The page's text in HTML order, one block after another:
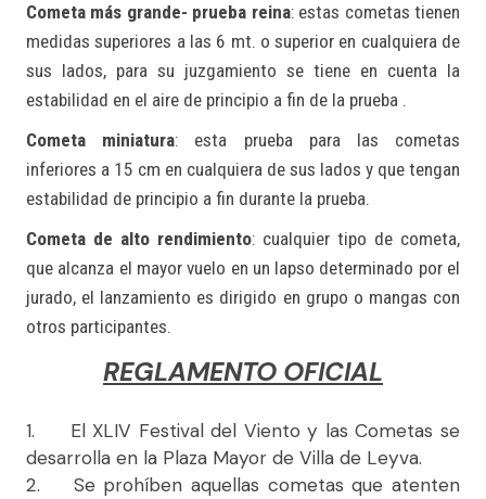
Cometa más grande- prueba reina: estas cometas tienen
medidas superiores a las 6 mt. o superior en cualquiera de
sus lados, para su juzgamiento se tiene en cuenta la
estabilidad en el aire de principio a fin de la prueba .
Cometa miniatura: esta prueba para las cometas
inferiores a 15 cm en cualquiera de sus lados y que tengan
estabilidad de principio a fin durante la prueba.
Cometa de alto rendimiento: cualquier tipo de cometa,
que alcanza el mayor vuelo en un lapso determinado por el
jurado, el lanzamiento es dirigido en grupo o mangas con
otros participantes.
REGLAMENTO OFICIAL
1. El XLIV Festival del Viento y las Cometas se
desarrolla en la Plaza Mayor de Villa de Leyva.
2. Se prohíben aquellas cometas que atenten